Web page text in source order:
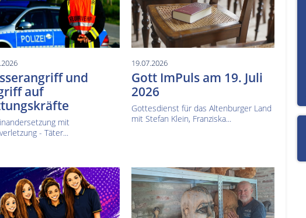
und
auf
mit
- Täter...
19.07.2026
Gott ImPuls am 19. Juli
2026
Gottesdienst für das Altenburger Land
mit Stefan Klein, Franziska...